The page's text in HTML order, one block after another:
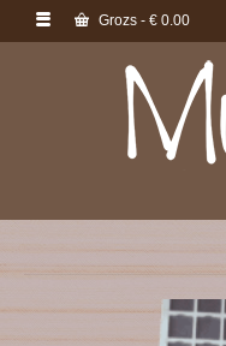
Grozs - € 0.00